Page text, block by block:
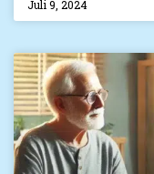
Juli 9, 2024